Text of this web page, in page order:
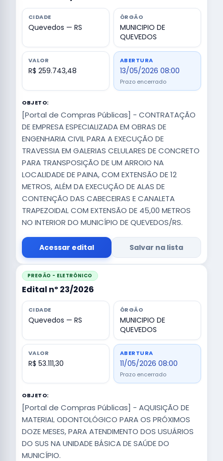
CIDADE
Quevedos — RS
ÓRGÃO
MUNICIPIO DE
QUEVEDOS
VALOR
R$ 259.743,48
ABERTURA
13/05/2026 08:00
Prazo encerrado
OBJETO:
[Portal de Compras Públicas] - CONTRATAÇÃO
DE EMPRESA ESPECIALIZADA EM OBRAS DE
ENGENHARIA CIVIL PARA A EXECUÇÃO DE
TRAVESSIA EM GALERIAS CELULARES DE CONCRETO
PARA TRANSPOSIÇÃO DE UM ARROIO NA
LOCALIDADE DE PAINA, COM EXTENSÃO DE 12
METROS, ALÉM DA EXECUÇÃO DE ALAS DE
CONTENÇÃO DAS CABECEIRAS E CANALETA
TRAPEZOIDAL COM EXTENSÃO DE 45,00 METROS
NO INTERIOR DO MUNICÍPIO DE QUEVEDOS/RS.
Acessar edital Salvar na lista
PREGÃO - ELETRÔNICO
Edital nº 23/2026
CIDADE
Quevedos — RS
ÓRGÃO
MUNICIPIO DE
QUEVEDOS
VALOR
R$ 53.111,30
ABERTURA
11/05/2026 08:00
Prazo encerrado
OBJETO:
[Portal de Compras Públicas] - AQUISIÇÃO DE
MATERIAL ODONTOLÓGICO PARA OS PRÓXIMOS
DOZE MESES, PARA ATENDIMENTO DOS USUÁRIOS
DO SUS NA UNIDADE BÁSICA DE SAÚDE DO
MUNICÍPIO.